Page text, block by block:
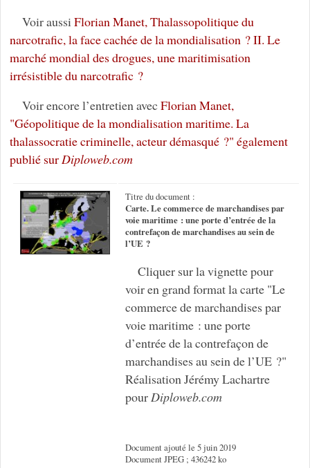
Voir aussi Florian Manet, Thalassopolitique du
narcotrafic, la face cachée de la mondialisation ? II. Le
marché mondial des drogues, une maritimisation
irrésistible du narcotrafic ?
Voir encore l’entretien avecFlorian Manet,
"Géopolitique de la mondialisation maritime. La
thalassocratie criminelle, acteur démasqué ?" également
publié surDiploweb.com
Titre du document :
Carte. Le commerce de marchandises par
voie maritime : une porte d’entrée de la
contrefaçon de marchandises au sein de
l’UE ?
Cliquer sur la vignette pour
voir en grand format la carte "Le
commerce de marchandises par
voie maritime : une porte
d’entrée de la contrefaçon de
marchandises au sein de l’UE ?"
Réalisation Jérémy Lachartre
pourDiploweb.com
Document ajouté le 5 juin 2019
Document JPEG ; 436242 ko